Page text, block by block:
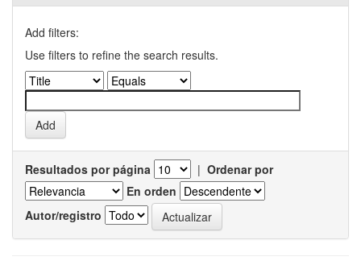
Add filters:
Use filters to refine the search results.
Resultados por página | Ordenar por
En orden
Autor/registro